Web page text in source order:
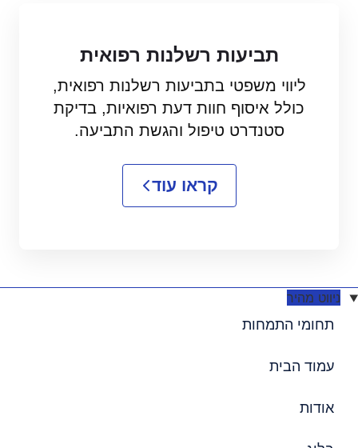
תביעות רשלנות רפואית
ליווי משפטי בתביעות רשלנות רפואית,
כולל איסוף חוות דעת רפואיות, בדיקת
סטנדרט טיפול והגשת התביעה.
קראו עוד
ניווט מהיר
תחומי התמחות
עמוד הבית
אודות